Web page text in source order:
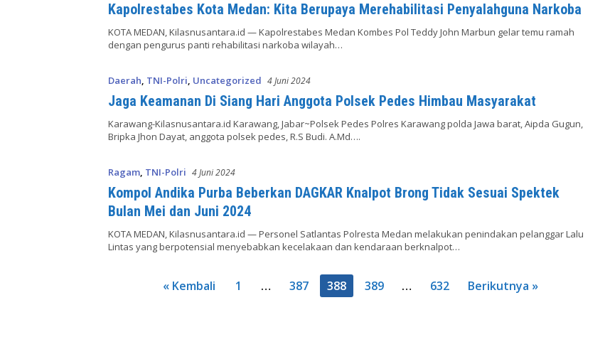
Kapolrestabes Kota Medan: Kita Berupaya Merehabilitasi Penyalahguna Narkoba
KOTA MEDAN, Kilasnusantara.id — Kapolrestabes Medan Kombes Pol Teddy John Marbun gelar temu ramah
dengan pengurus panti rehabilitasi narkoba wilayah…
Daerah, TNI-Polri, Uncategorized 4 Juni 2024
Jaga Keamanan Di Siang Hari Anggota Polsek Pedes Himbau Masyarakat
Karawang-Kilasnusantara.id Karawang, Jabar~Polsek Pedes Polres Karawang polda Jawa barat, Aipda Gugun,
Bripka Jhon Dayat, anggota polsek pedes, R.S Budi. A.Md….
Ragam, TNI-Polri 4 Juni 2024
Kompol Andika Purba Beberkan DAGKAR Knalpot Brong Tidak Sesuai Spektek
Bulan Mei dan Juni 2024
KOTA MEDAN, Kilasnusantara.id — Personel Satlantas Polresta Medan melakukan penindakan pelanggar Lalu
Lintas yang berpotensial menyebabkan kecelakaan dan kendaraan berknalpot…
« Kembali 1 … 387 388 389 … 632 Berikutnya »